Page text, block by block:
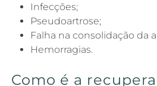
Infecções;
Pseudoartrose;
Falha na consolidação da
Hemorragias.
Como é a